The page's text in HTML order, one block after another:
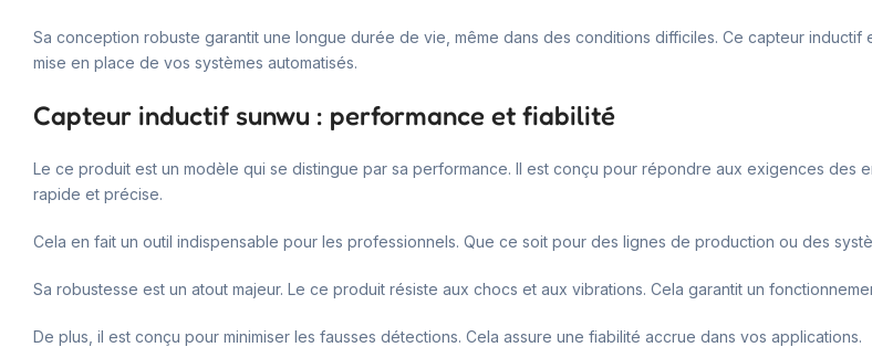
Sa conception robuste garantit une longue durée de vie, même dans des conditions difficiles. Ce capteur
mise en place de vos systèmes automatisés.
Capteur inductif sunwu : performance et fiabilité
Le ce produit est un modèle qui se distingue par sa performance. Il est conçu pour répondre aux exigences des
rapide et précise.
Cela en fait un outil indispensable pour les professionnels. Que ce soit pour des lignes de production ou des
Sa robustesse est un atout majeur. Le ce produit résiste aux chocs et aux vibrations. Cela garantit un
De plus, il est conçu pour minimiser les fausses détections. Cela assure une fiabilité accrue dans vos applications.